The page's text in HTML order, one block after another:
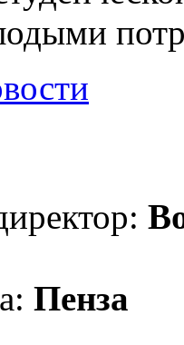
Пенза